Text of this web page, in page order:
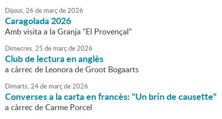
Dijous,26 de marçde2026
Caragolada 2026
Amb visita a la Granja "El Provençal"
Dimecres,25 de marçde2026
Club de lectura en anglès
a càrrec de Leonora de Groot Bogaarts
Dimarts,24de marçde2026
Converses a la carta en francès: "Un brin de causette"
a càrrec de Carme Porcel